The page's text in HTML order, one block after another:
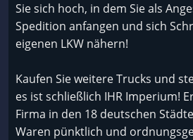
Sie sich hoch, in dem Sie als
Spedition anfangen und sich
eigenen LKW nähern!
Kaufen Sie weitere Trucks und
es ist schließlich IHR Imperium!
Firma in den 18 deutschen
Waren pünktlich und